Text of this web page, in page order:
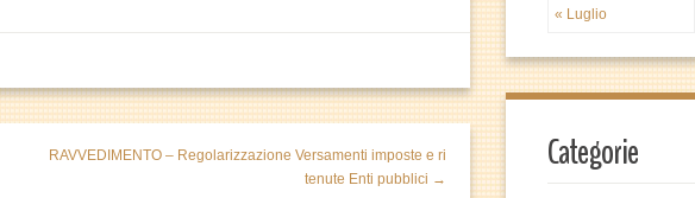
RAVVEDIMENTO – Regolarizzazione Versamenti imposte e ri
tenute Enti pubblici →
« Luglio
Categorie